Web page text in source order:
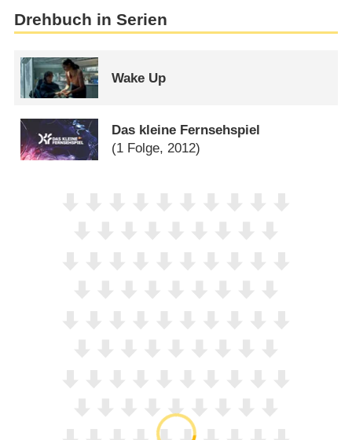
Drehbuch in Serien
Wake Up
Das kleine Fernsehspiel
(1 Folge, 2012)